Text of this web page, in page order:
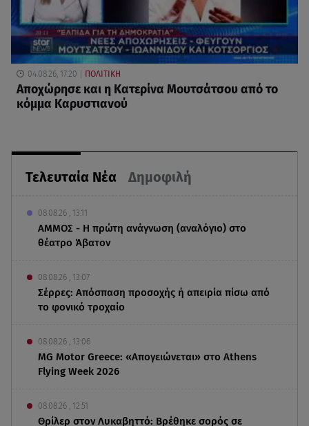
Τελευταία Νέα Δημοφιλή
08.08.26 , 13:11
ΑΜΜΟΣ - Η πρώτη ανάγνωση (αναλόγιο) στο
θέατρο Άβατον
08.08.26 , 13:07
Σέρρες: Απόσπαση προσοχής ή απειρία πίσω από
το φονικό τροχαίο
08.08.26 , 13:06
MG Motor Greece: «Απογειώνεται» στο Athens
Flying Week 2026
08.08.26 , 12:51
Θρίλερ στον Λυκαβηττό: Βρέθηκε σορός σε
04.08.26, 17:20 ΠΟΛΙΤΙΚΗ
Αποχώρησε και η Κατερίνα Μουτσάτσου από το
κόμμα Καρυστιανού